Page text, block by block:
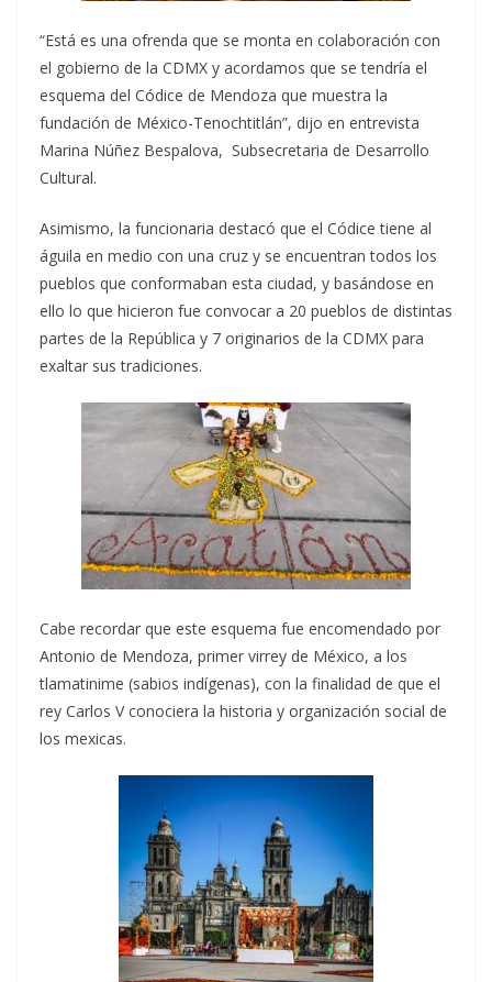
“Está es una ofrenda que se monta en colaboración con
el gobierno de la CDMX y acordamos que se tendría el
esquema del Códice de Mendoza que muestra la
fundación de México-Tenochtitlán”, dijo en entrevista
Marina Núñez Bespalova, Subsecretaria de Desarrollo
Cultural.
Asimismo, la funcionaria destacó que el Códice tiene al
águila en medio con una cruz y se encuentran todos los
pueblos que conformaban esta ciudad, y basándose en
ello lo que hicieron fue convocar a 20 pueblos de distintas
partes de la República y 7 originarios de la CDMX para
exaltar sus tradiciones.
Cabe recordar que este esquema fue encomendado por
Antonio de Mendoza, primer virrey de México, a los
tlamatinime (sabios indígenas), con la finalidad de que el
rey Carlos V conociera la historia y organización social de
los mexicas.